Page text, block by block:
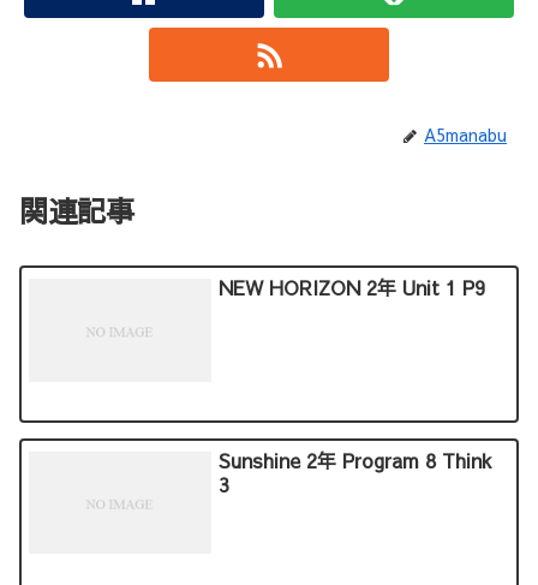
A5manabu
関連記事
NEW HORIZON 2年 Unit 1 P9
Sunshine 2年 Program 8 Think
3